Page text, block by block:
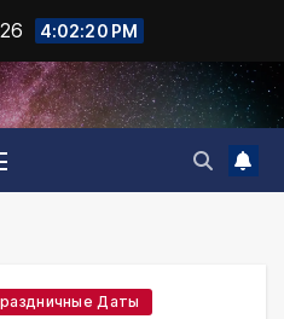
4:02:21 PM
Даты